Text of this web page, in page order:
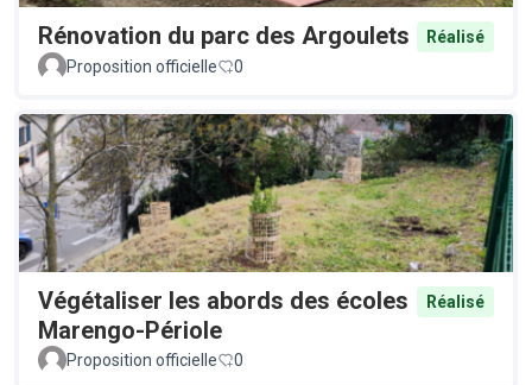
Rénovation du parc des Argoulets
Réalisé
Proposition officielle
0
Végétaliser les abords des écoles
Marengo-Périole
Réalisé
Proposition officielle 0